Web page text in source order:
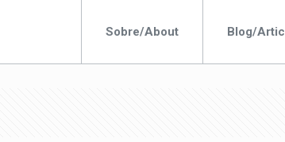
Sobre/About Blog/